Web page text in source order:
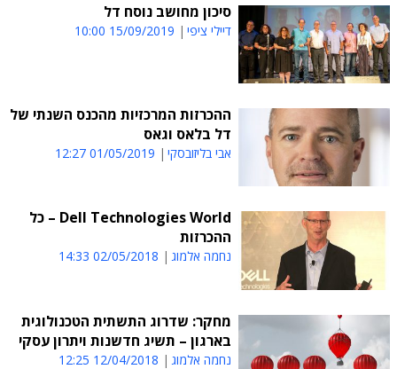
סיכון מחושב נוסח דל
דיילי ציפי 15/09/2019 10:00
ההכרזות המרכזיות מהכנס השנתי של
דל בלאס וגאס
אבי בליזובסקי 01/05/2019 12:27
Dell Technologies World – כל
ההכרזות
נחמה אלמוג 02/05/2018 14:33
מחקר: שדרוג התשתית הטכנולוגית
בארגון – תשיג חדשנות ויתרון עסקי
נחמה אלמוג 12/04/2018 12:25